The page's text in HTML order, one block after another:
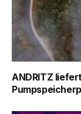
ANDRITZ